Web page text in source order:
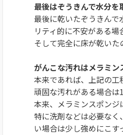
最後はぞうきんで水分を
最後に乾いたぞうきん
リティ的に不安がある場
そして完全に床が乾いた
がんこな汚れはメラミン
本来であれば、上記の
頑固な汚れがある場合は
本来、メラミンスポンジ
特に洗剤などは必要な
い場合は少し強めにこす